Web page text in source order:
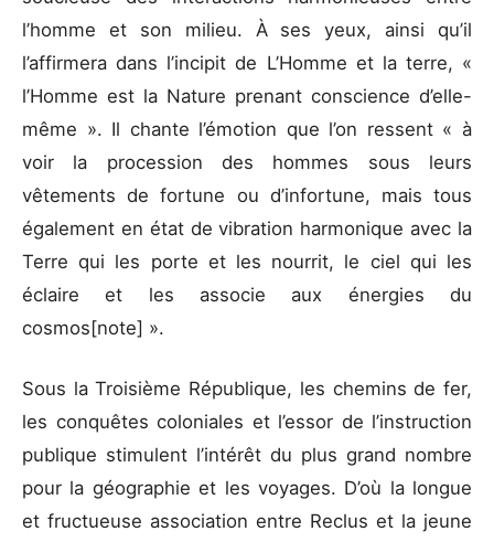
l’homme et son milieu. À ses yeux, ainsi qu’il
l’affirmera dans l’incipit de L’Homme et la terre, «
l’Homme est la Nature prenant conscience d’elle-
même ». Il chante l’émotion que l’on ressent « à
voir la procession des hommes sous leurs
vêtements de fortune ou d’infortune, mais tous
également en état de vibration harmonique avec la
Terre qui les porte et les nourrit, le ciel qui les
éclaire et les associe aux énergies du
cosmos[note] ».
Sous la Troisième République, les chemins de fer,
les conquêtes coloniales et l’essor de l’instruction
publique stimulent l’intérêt du plus grand nombre
pour la géographie et les voyages. D’où la longue
et fructueuse association entre Reclus et la jeune